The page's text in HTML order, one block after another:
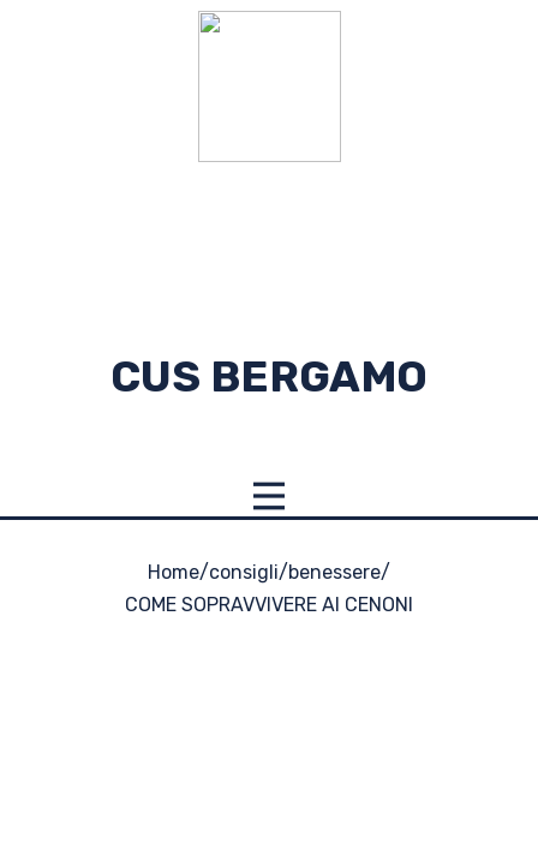
CUS BERGAMO
Home/consigli/benessere/
COME SOPRAVVIVERE AI CENONI